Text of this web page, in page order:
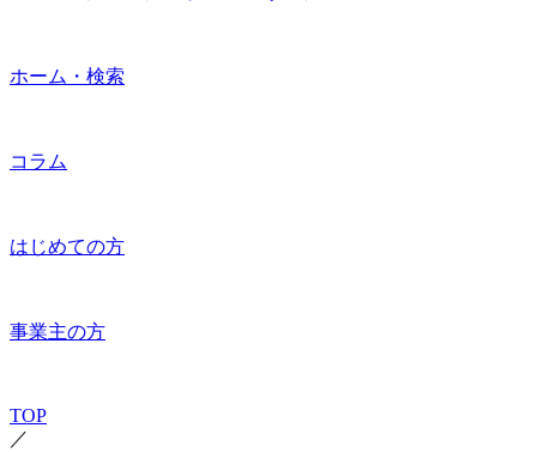
ホーム・検索
コラム
はじめての方
事業主の方
TOP
／